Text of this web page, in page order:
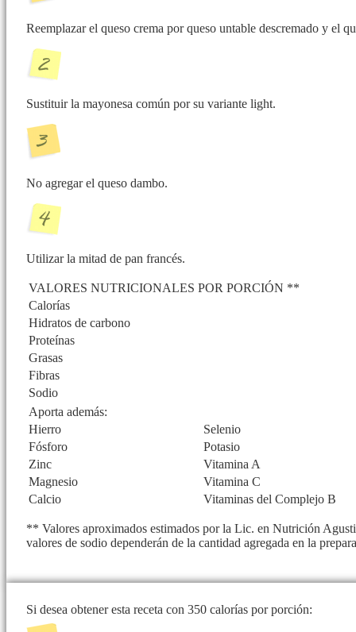
Reemplazar el queso crema por queso untable descremado y el
Sustituir la mayonesa común por su variante light.
No agregar el queso dambo.
Utilizar la mitad de pan francés.
VALORES NUTRICIONALES POR PORCIÓN **
Calorías
Hidratos de carbono
Proteínas
Grasas
Fibras
Sodio
Aporta además:
Hierro
Selenio
Fósforo
Potasio
Zinc
Vitamina A
Magnesio
Vitamina C
Calcio
Vitaminas del Complejo B
** Valores aproximados estimados por la Lic. en Nutrición
valores de sodio dependerán de la cantidad agregada en la
Si desea obtener esta receta con 350 calorías por porción: